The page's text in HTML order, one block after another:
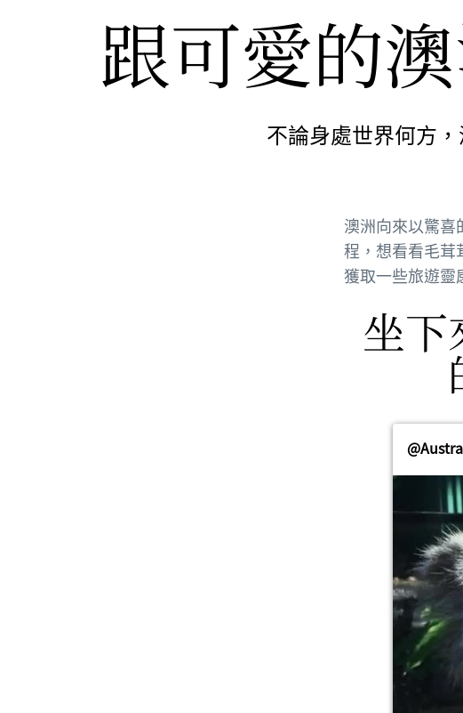
跟可愛的
不論身處世界何方
澳洲向來以驚
程，想看看毛茸
獲取一些旅遊靈
坐下